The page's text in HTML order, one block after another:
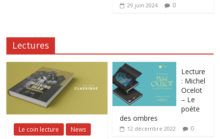
29 juin 2024 0
Lectures
Le coin lecture News
Lecture
: Michel
Ocelot
– Le
poète
des ombres
12 décembre 2022 0